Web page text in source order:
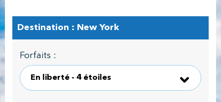
Destination : New York
Forfaits :